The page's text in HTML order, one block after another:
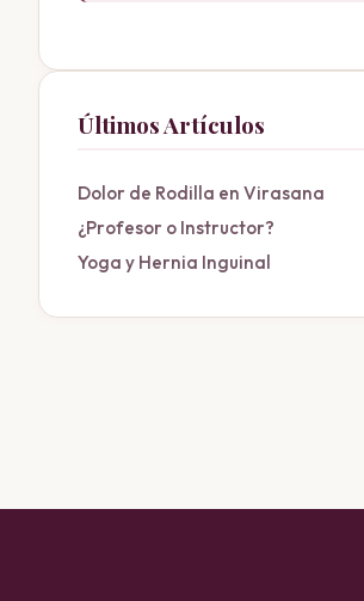
Últimos Artículos
Dolor de Rodilla en Virasana
¿Profesor o Instructor?
Yoga y Hernia Inguinal